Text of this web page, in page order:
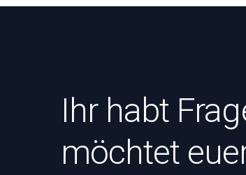
Ihr habt
möchtet